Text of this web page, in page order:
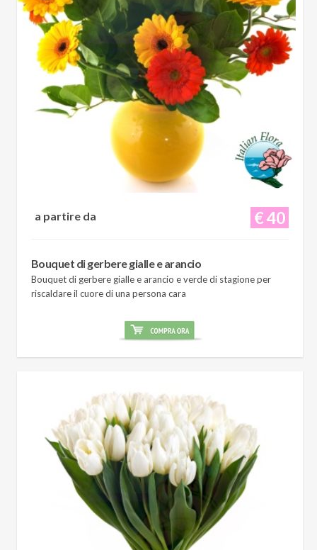
€ 40
a partire da
Bouquet di gerbere gialle e arancio
Bouquet di gerbere gialle e arancio e verde di stagione per
riscaldare il cuore di una persona cara